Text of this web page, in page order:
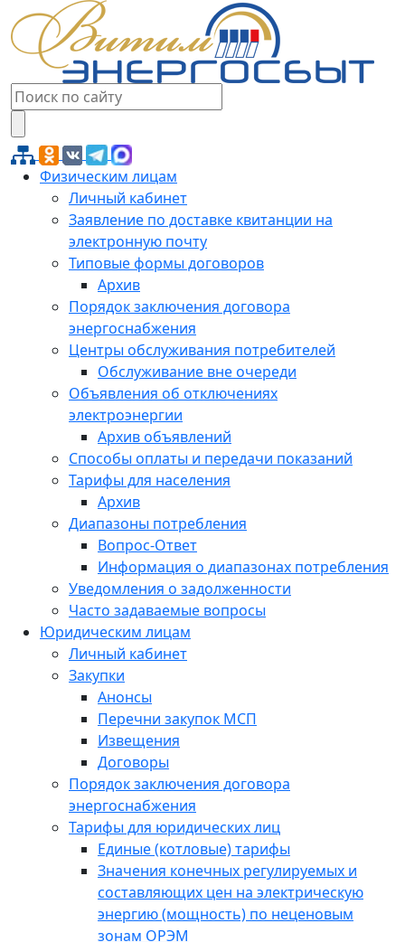
Физическим лицам
Личный кабинет
Заявление по доставке квитанции на
электронную почту
Типовые формы договоров
Архив
Порядок заключения договора
энергоснабжения
Центры обслуживания потребителей
Обслуживание вне очереди
Объявления об отключениях
электроэнергии
Архив объявлений
Способы оплаты и передачи показаний
Тарифы для населения
Архив
Диапазоны потребления
Вопрос-Ответ
Информация о диапазонах потребления
Уведомления о задолженности
Часто задаваемые вопросы
Юридическим лицам
Личный кабинет
Закупки
Анонсы
Перечни закупок МСП
Извещения
Договоры
Порядок заключения договора
энергоснабжения
Тарифы для юридических лиц
Единые (котловые) тарифы
Значения конечных регулируемых и
составляющих цен на электрическую
энергию (мощность) по неценовым
зонам ОРЭМ